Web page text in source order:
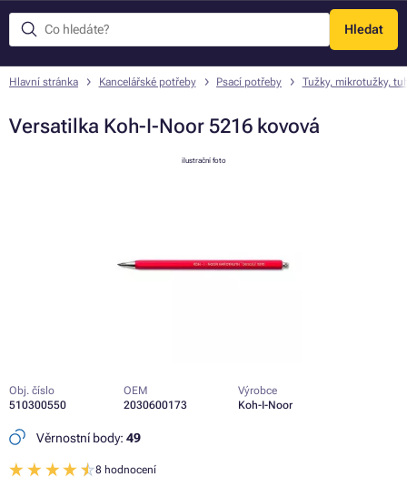
Hledat
Menu
Hlavní stránka Kancelářské potřeby Psací potřeby Tužky, mikrotužky,
Versatilka Koh-I-Noor 5216 kovová
ilustrační foto
Obj. číslo
510300550
OEM
2030600173
Výrobce
Koh-I-Noor
Věrnostní body: 49
8 hodnocení